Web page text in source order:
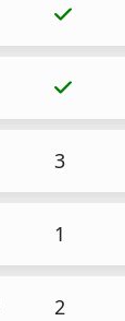
3
1
2